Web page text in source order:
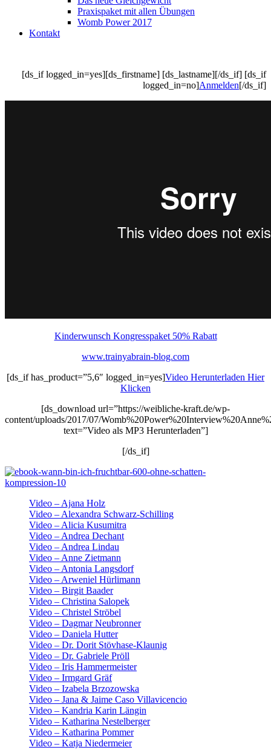
Praxispaket mit allen Übungen
Womb Power 2017
Kontakt
[ds_if logged_in=yes][ds_firstname] [ds_lastname][/ds_if] [ds_if
logged_in=no]Anmelden[/ds_if]
Kinderwunsch Kongresspaket 50% Rabatt
www.trainyabrain-blog.com
[ds_if has_product=”5,6″ logged_in=yes]Video Herunterladen Hier
Klicken
[ds_download url=”https://weibliche-kraft.de/wp-
content/uploads/2017/07/
text=”Video als MP3 Herunterladen”]
[/ds_if]
Video – Ajana Holz
Video – Alexandra Schwarz-Schilling
Video – Alicia Kusumitra
Video – Andrea Dechant
Video – Andrea Lindau
Video – Anne Zietmann
Video – Antonia Langsdorf
Video – Arweniel Hürlimann
Video – Birgit Baader
Video – Christina Salopek
Video – Christel Ströbel
Video – Dagmar Neubronner
Video – Daniela Hutter
Video – Dr. Dorit Stövhase-Klaunig
Video – Dr. Gabriele Pröll
Video – Iris Hammermeister
Video – Irmgard Gräf
Video – Izabela Brzozowska
Video – Jana & Jaime Caso Villavicencio
Video – Kandria Karin Längin
Video – Katharina Nestelberger
Video – Katharina Pommer
Video – Katja Niedermeier